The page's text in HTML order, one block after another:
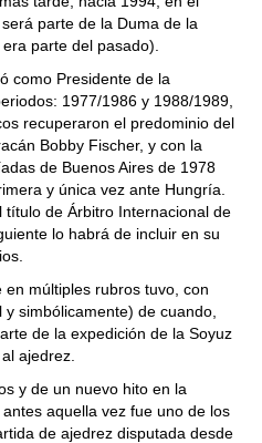
parte de la Duma de la
parte del pasado).
como Presidente de la
1977/1986 y 1988/1989,
recuperaron el predominio del
Bobby Fischer, y con la
de Buenos Aires de 1978
y única vez ante Hungría.
de Árbitro Internacional de
lo habrá de incluir en su
múltiples rubros tuvo, con
simbólicamente) de cuando,
de la expedición de la Soyuz
ajedrez.
y de un nuevo hito en la
aquella vez fue uno de los
de ajedrez disputada desde